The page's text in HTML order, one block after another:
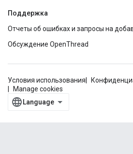
Поддержка
Отчеты об ошибках и запросы на
Обсуждение OpenThread
Условия использования
Manage cookies